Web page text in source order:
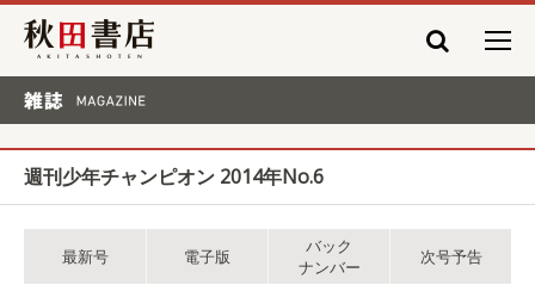
秋田書店
週刊少年チャンピオン 2014年No.6
最新号 電子版
バック
ナンバー
次号予告